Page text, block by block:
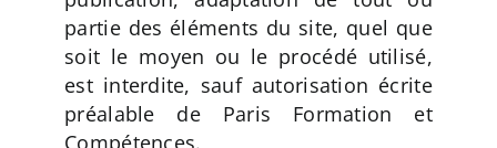
partie des éléments du site, quel que
soit le moyen ou le procédé utilisé,
est interdite, sauf autorisation écrite
préalable de Paris Formation et
Compétences.